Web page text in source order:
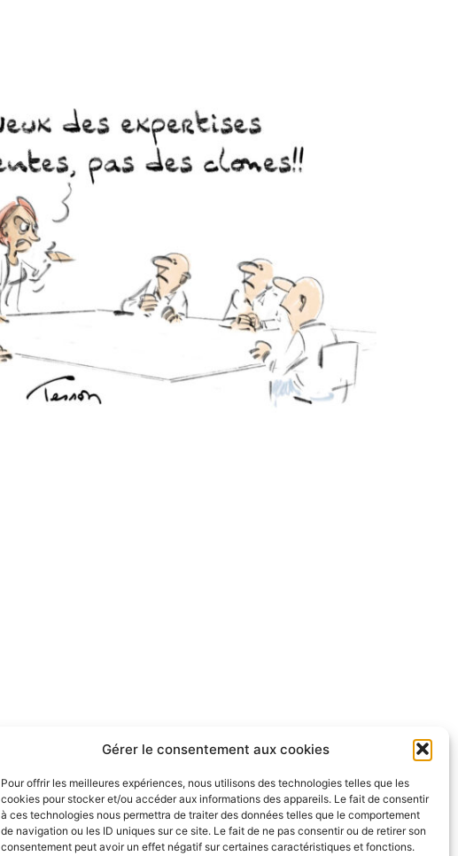
Gérer le consentement aux cookies
Pour offrir les meilleures expériences, nous utilisons des technologies telles que les
cookies pour stocker et/ou accéder aux informations des appareils. Le fait de consentir
à ces technologies nous permettra de traiter des données telles que le comportement
de navigation ou les ID uniques sur ce site. Le fait de ne pas consentir ou de retirer son
consentement peut avoir un effet négatif sur certaines caractéristiques et fonctions.